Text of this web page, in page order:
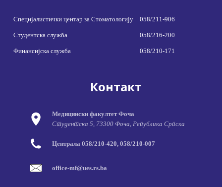
Специјалистички центар за Стоматологију 058/211-906
Студентска служба 058/216-200
Финансијска служба 058/210-171
Контакт
Медицински факултет Фоча
Студентска 5, 73300 Фоча, Република Српска
Централа 058/210-420, 058/210-007
office-mf@ues.rs.ba